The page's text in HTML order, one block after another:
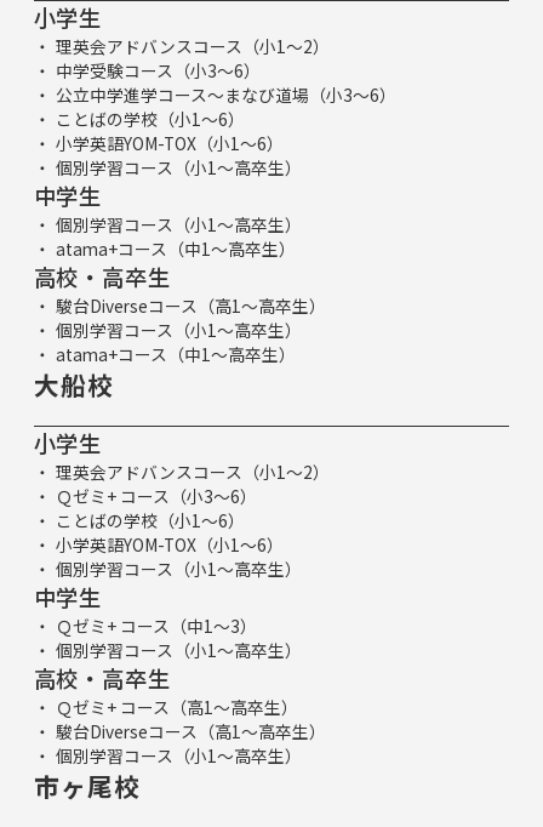
小学生
理英会アドバンスコース（小1～2）
中学受験コース（小3～6）
公立中学進学コース～まなび道場（小3～6）
ことばの学校（小1～6）
小学英語YOM-TOX（小1～6）
個別学習コース（小1～高卒生）
中学生
個別学習コース（小1～高卒生）
atama+コース（中1～高卒生）
高校・高卒生
駿台Diverseコース（高1～高卒生）
個別学習コース（小1～高卒生）
atama+コース（中1～高卒生）
大船校
小学生
理英会アドバンスコース（小1～2）
Ｑゼミ+ コース（小3～6）
ことばの学校（小1～6）
小学英語YOM-TOX（小1～6）
個別学習コース（小1～高卒生）
中学生
Ｑゼミ+ コース（中1～3）
個別学習コース（小1～高卒生）
高校・高卒生
Ｑゼミ+ コース（高1～高卒生）
駿台Diverseコース（高1～高卒生）
個別学習コース（小1～高卒生）
市ヶ尾校